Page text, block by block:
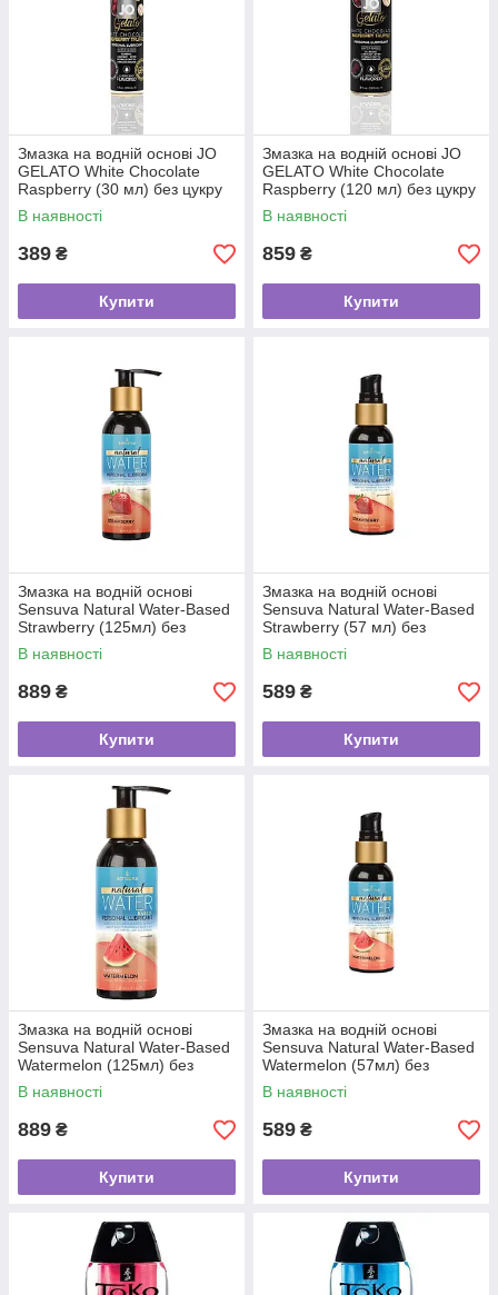
Змазка на водній основі JO
GELATO White Chocolate
Raspberry (30 мл) без цукру
та парабенів
В наявності
389 ₴
Купити
Змазка на водній основі JO
GELATO White Chocolate
Raspberry (120 мл) без цукру
та парабенів
В наявності
859 ₴
Купити
Змазка на водній основі
Sensuva Natural Water-Based
Strawberry (125мл) без
гліцерину та парабенів
В наявності
889 ₴
Купити
Змазка на водній основі
Sensuva Natural Water-Based
Strawberry (57 мл) без
гліцерину та парабенів
В наявності
589 ₴
Купити
Змазка на водній основі
Sensuva Natural Water-Based
Watermelon (125мл) без
гліцерину та парабенів
В наявності
889 ₴
Купити
Змазка на водній основі
Sensuva Natural Water-Based
Watermelon (57мл) без
гліцерину та парабенів
В наявності
589 ₴
Купити